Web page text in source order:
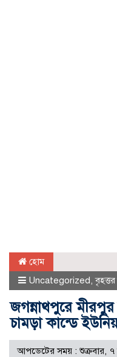
হোম
Uncategorized,
জগন্নাথপুরে মীরপুর
চামড়া কান্ডে
আপডেটের সময় : শুক্রবার,